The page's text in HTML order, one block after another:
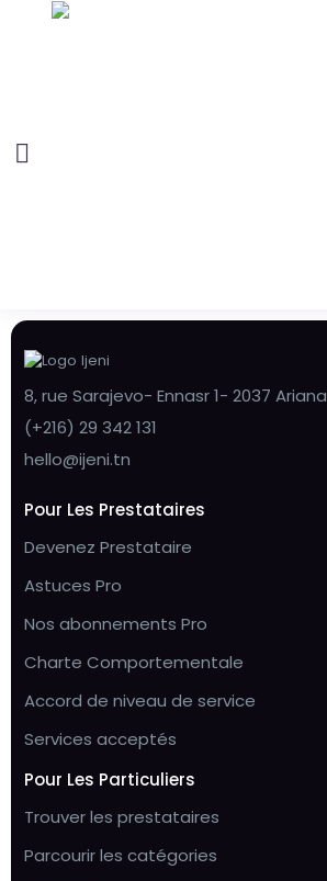
8, rue Sarajevo- Ennasr 1- 2037 Ariana
(+216) 29 342 131
hello@ijeni.tn
Pour Les Prestataires
Devenez Prestataire
Astuces Pro
Nos abonnements Pro
Charte Comportementale
Accord de niveau de service
Services acceptés
Pour Les Particuliers
Trouver les prestataires
Parcourir les catégories